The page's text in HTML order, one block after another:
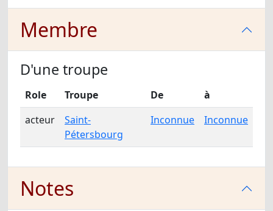
Membre
D'une troupe
Role Troupe De
à
acteur
Saint-
Pétersbourg
Inconnue Inconnue
Notes